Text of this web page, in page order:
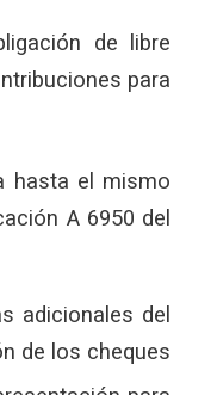
de libre
para
el mismo
A 6950 del
adicionales del
de los cheques